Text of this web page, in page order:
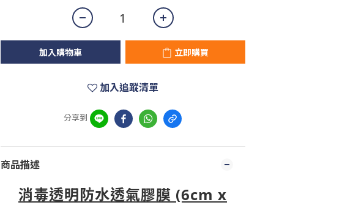
加入購物車 立即購買
加入追蹤清單
分享到
商品描述
消毒透明防水透氣膠膜 (6cm x